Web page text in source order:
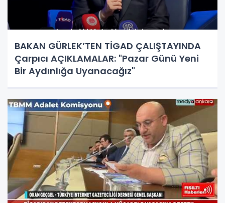
BAKAN GÜRLEK’TEN TİGAD ÇALIŞTAYINDA
Çarpıcı AÇIKLAMALAR: "Pazar Günü Yeni
Bir Aydınlığa Uyanacağız"